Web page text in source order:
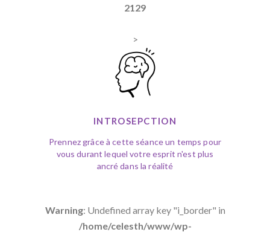
2129
>
INTROSEPCTION
Prennez grâce à cette séance un temps pour
vous durant lequel votre esprit n'est plus
ancré dans la réalité
Warning: Undefined array key "i_border" in
/home/celesth/www/wp-